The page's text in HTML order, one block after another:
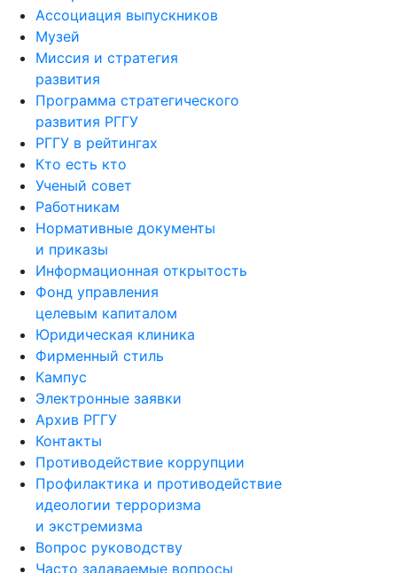
Ассоциация выпускников
Музей
Миссия и стратегия
развития
Программа стратегического
развития РГГУ
РГГУ в рейтингах
Кто есть кто
Ученый совет
Работникам
Нормативные документы
и приказы
Информационная открытость
Фонд управления
целевым капиталом
Юридическая клиника
Фирменный стиль
Кампус
Электронные заявки
Архив РГГУ
Контакты
Противодействие коррупции
Профилактика и противодействие
идеологии терроризма
и экстремизма
Вопрос руководству
Часто задаваемые вопросы